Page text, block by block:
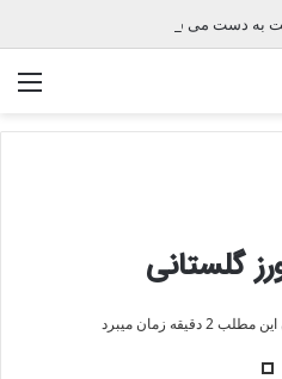
به دست می شود
گلستانی
2 دقیقه زمان میبرد